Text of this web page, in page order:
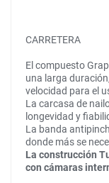
CARRETERA
El compuesto
una larga
velocidad para el
La carcasa de
longevidad y
La banda
donde más se
La construcción
con cámaras